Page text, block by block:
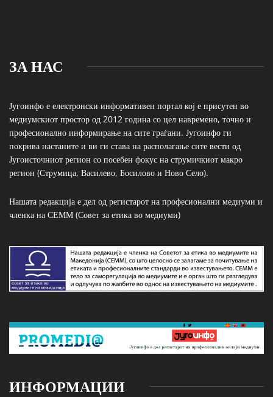
ЗА НАС
Југоинфо е електронски информативен портал кој е присутен во
медиумскиот простор од 2012 година со цел навремено, точно и
професионално информирање на сите граѓани. Југоинфо ги
покрива настаните и ви ги става на располагање сите вести од
Југоисточниот регион со посебен фокус на струмичкиот макро
регион (Струмица, Василево, Босилово и Ново Село).
Нашата редакција е дел од регистарот на професионални медиуми и
членка на СЕММ (Совет за етика во медиуми)
ИНФОРМАЦИИ